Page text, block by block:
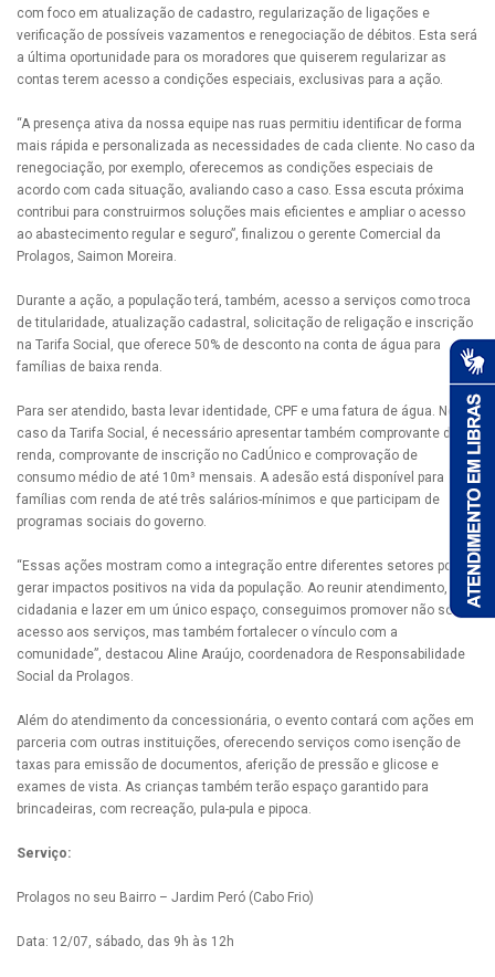
com foco em atualização de cadastro, regularização de ligações e
verificação de possíveis vazamentos e renegociação de débitos. Esta será
a última oportunidade para os moradores que quiserem regularizar as
contas terem acesso a condições especiais, exclusivas para a ação.
“A presença ativa da nossa equipe nas ruas permitiu identificar de forma
mais rápida e personalizada as necessidades de cada cliente. No caso da
renegociação, por exemplo, oferecemos as condições especiais de
acordo com cada situação, avaliando caso a caso. Essa escuta próxima
contribui para construirmos soluções mais eficientes e ampliar o acesso
ao abastecimento regular e seguro”, finalizou o gerente Comercial da
Prolagos, Saimon Moreira.
Durante a ação, a população terá, também, acesso a serviços como troca
de titularidade, atualização cadastral, solicitação de religação e inscrição
na Tarifa Social, que oferece 50% de desconto na conta de água para
famílias de baixa renda.
Para ser atendido, basta levar identidade, CPF e uma fatura de água. No
caso da Tarifa Social, é necessário apresentar também comprovante de
renda, comprovante de inscrição no CadÚnico e comprovação de
consumo médio de até 10m³ mensais. A adesão está disponível para
famílias com renda de até três salários-mínimos e que participam de
programas sociais do governo.
“Essas ações mostram como a integração entre diferentes setores pode
gerar impactos positivos na vida da população. Ao reunir atendimento,
cidadania e lazer em um único espaço, conseguimos promover não só o
acesso aos serviços, mas também fortalecer o vínculo com a
comunidade”, destacou Aline Araújo, coordenadora de Responsabilidade
Social da Prolagos.
Além do atendimento da concessionária, o evento contará com ações em
parceria com outras instituições, oferecendo serviços como isenção de
taxas para emissão de documentos, aferição de pressão e glicose e
exames de vista. As crianças também terão espaço garantido para
brincadeiras, com recreação, pula-pula e pipoca.
Serviço:
Prolagos no seu Bairro – Jardim Peró (Cabo Frio)
Data: 12/07, sábado, das 9h às 12h